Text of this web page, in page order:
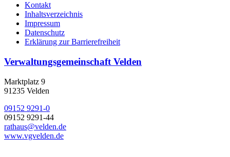
Kontakt
Inhaltsverzeichnis
Impressum
Datenschutz
Erklärung zur Barrierefreiheit
Verwaltungsgemeinschaft Velden
Marktplatz 9
91235 Velden
09152 9291-0
09152 9291-44
rathaus@velden.de
www.vgvelden.de